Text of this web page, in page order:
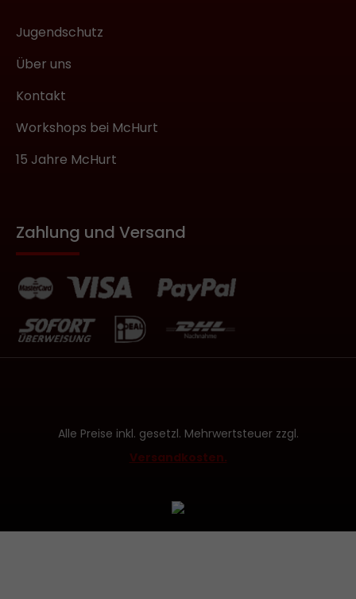
Jugendschutz
Über uns
Kontakt
Workshops bei McHurt
15 Jahre McHurt
Zahlung und Versand
Alle Preise inkl. gesetzl. Mehrwertsteuer zzgl.
Versandkosten.